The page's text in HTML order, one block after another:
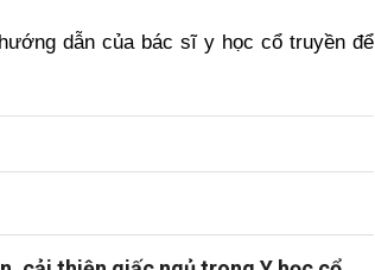
dẫn của bác sĩ y học cổ truyền để